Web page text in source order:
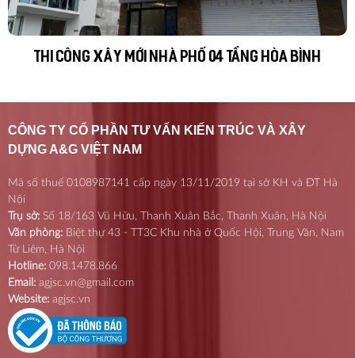
THI CÔNG XÂY MỚI NHÀ PHỐ 04 TẦNG HÒA BÌNH
CÔNG TY CỔ PHẦN TƯ VẤN KIẾN TRÚC VÀ XÂY
DỰNG A&G VIỆT NAM
Mã số thuế 0108987141 cấp ngày 13/11/2019 tại sở KH và ĐT Hà
Nội
Trụ sở: Số 18/163 Vũ Hữu, Thanh Xuân Bắc, Thanh Xuân, Hà Nội
Văn phòng: Biệt thự 43 - TT3C Khu nhà ở Quốc Hội, Trung Văn, Nam
Từ Liêm, Hà Nội
Hotline: 098.1478.866
Email: agjsc.vn@gmail.com
Website: agjsc.vn